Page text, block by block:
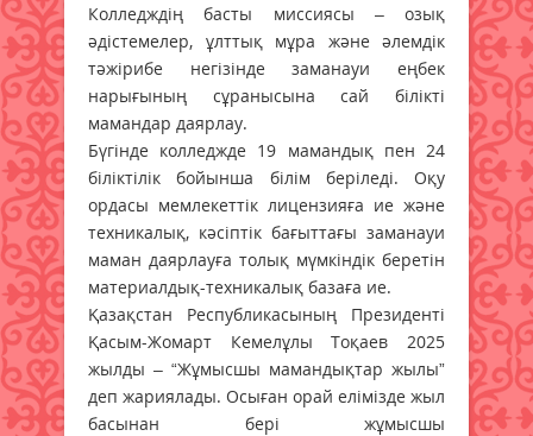
Колледждің басты миссиясы – озық
әдістемелер, ұлттық мұра және әлемдік
тәжірибе негізінде заманауи еңбек
нарығының сұранысына сай білікті
мамандар даярлау.
Бүгінде колледжде 19 мамандық пен 24
біліктілік бойынша білім беріледі. Оқу
ордасы мемлекеттік лицензияға ие және
техникалық, кәсіптік бағыттағы заманауи
маман даярлауға толық мүмкіндік беретін
материалдық-техникалық базаға ие.
Қазақстан Республикасының Президенті
Қасым-Жомарт Кемелұлы Тоқаев 2025
жылды – “Жұмысшы мамандықтар жылы”
деп жариялады. Осыған орай елімізде жыл
басынан бері жұмысшы